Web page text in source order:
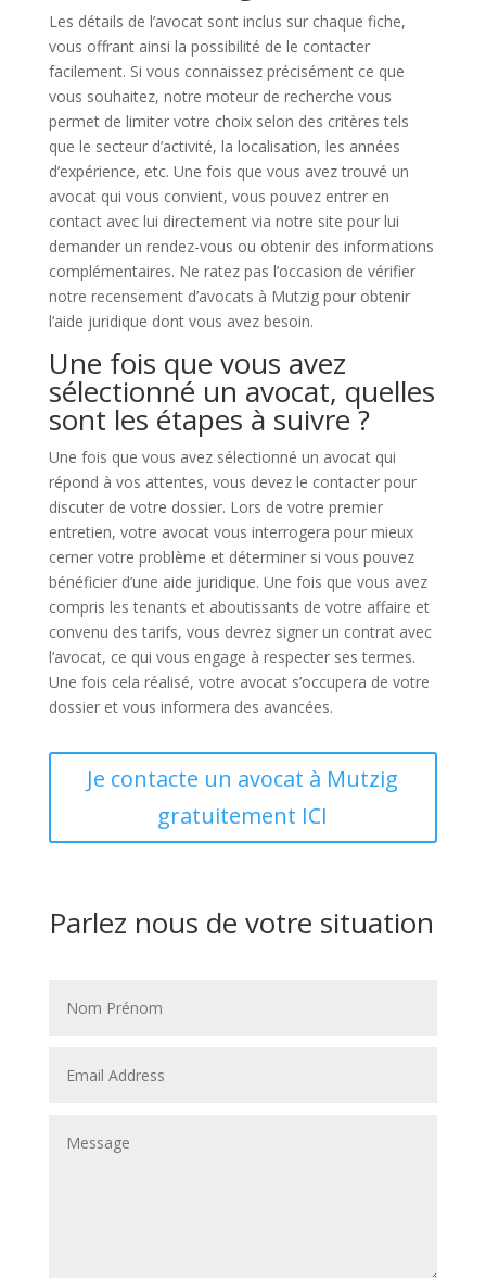
Les détails de l’avocat sont inclus sur chaque fiche,
vous offrant ainsi la possibilité de le contacter
facilement. Si vous connaissez précisément ce que
vous souhaitez, notre moteur de recherche vous
permet de limiter votre choix selon des critères tels
que le secteur d’activité, la localisation, les années
d’expérience, etc. Une fois que vous avez trouvé un
avocat qui vous convient, vous pouvez entrer en
contact avec lui directement via notre site pour lui
demander un rendez-vous ou obtenir des informations
complémentaires. Ne ratez pas l’occasion de vérifier
notre recensement d’avocats à Mutzig pour obtenir
l’aide juridique dont vous avez besoin.
Une fois que vous avez
sélectionné un avocat, quelles
sont les étapes à suivre ?
Une fois que vous avez sélectionné un avocat qui
répond à vos attentes, vous devez le contacter pour
discuter de votre dossier. Lors de votre premier
entretien, votre avocat vous interrogera pour mieux
cerner votre problème et déterminer si vous pouvez
bénéficier d’une aide juridique. Une fois que vous avez
compris les tenants et aboutissants de votre affaire et
convenu des tarifs, vous devrez signer un contrat avec
l’avocat, ce qui vous engage à respecter ses termes.
Une fois cela réalisé, votre avocat s’occupera de votre
dossier et vous informera des avancées.
Je contacte un avocat à Mutzig
gratuitement ICI
Parlez nous de votre situation